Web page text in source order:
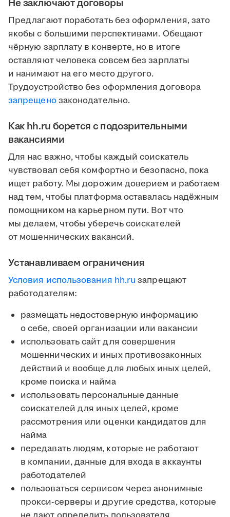
Не заключают договоры
Предлагают поработать без оформления, зато
якобы с большими перспективами. Обещают
чёрную зарплату в конверте, но в итоге
оставляют человека совсем без зарплаты
и нанимают на его место другого.
Трудоустройство без оформления договора
запрещенозаконодательно.
Как hh.ru борется с подозрительными
вакансиями
Для нас важно, чтобы каждый соискатель
чувствовал себя комфортно и безопасно, пока
ищет работу. Мы дорожим доверием и работаем
над тем, чтобы платформа оставалась надёжным
помощником на карьерном пути. Вот что
мы делаем, чтобы уберечь соискателей
от мошеннических вакансий.
Устанавливаем ограничения
Условия использования hh.ru запрещают
работодателям:
размещать недостоверную информацию
о себе, своей организации или вакансии
использовать сайт для совершения
мошеннических и иных противозаконных
действий и вообще для любых иных целей,
кроме поиска и найма
использовать персональные данные
соискателей для иных целей, кроме
рассмотрения или оценки кандидатов для
найма
передавать людям, которые не работают
в компании, данные для входа в аккаунты
работодателей
пользоваться сервисом через анонимные
прокси-серверы и другие средства, которые